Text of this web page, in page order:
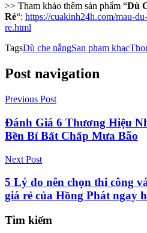
>> Tham khảo thêm sản phẩm “Dù
Rẻ“: https://cuakinh24h.com/mau-
re.html
TagsDù che nắngSan pham khac
Post navigation
Previous Post
Đánh Giá 6 Thương Hiệu
Bền Bỉ Bất Chấp Mưa Bão
Next Post
5 Lý do nên chọn thi công
giá rẻ của Hồng Phát ngay
Tìm kiếm